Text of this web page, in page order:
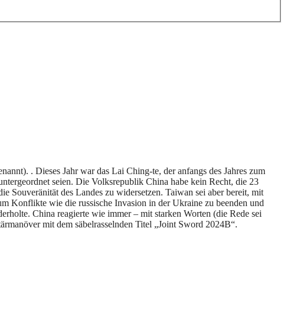
. Dieses Jahr war das Lai Ching-te, der anfangs des Jahres zum
seien. Die Volksrepublik China habe kein Recht, die 23
Souveränität des Landes zu widersetzen. Taiwan sei aber bereit, mit
Konflikte wie die russische Invasion in der Ukraine zu beenden und
China reagierte wie immer – mit starken Worten (die Rede sei
mit dem säbelrasselnden Titel „Joint Sword 2024B“.